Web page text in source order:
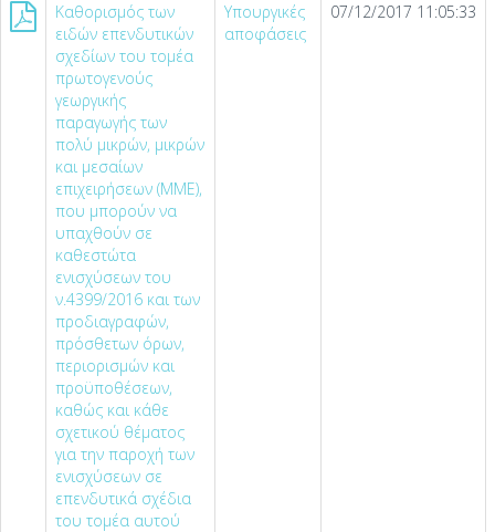
Καθορισμός των
ειδών επενδυτικών
σχεδίων του τομέα
πρωτογενούς
γεωργικής
παραγωγής των
πολύ μικρών, μικρών
και μεσαίων
επιχειρήσεων (ΜΜΕ),
που μπορούν να
υπαχθούν σε
καθεστώτα
ενισχύσεων του
ν.4399/2016 και των
προδιαγραφών,
πρόσθετων όρων,
περιορισμών και
προϋποθέσεων,
καθώς και κάθε
σχετικού θέματος
για την παροχή των
ενισχύσεων σε
επενδυτικά σχέδια
του τομέα αυτού
Υπουργικές
αποφάσεις
07/12/2017 11:05:33